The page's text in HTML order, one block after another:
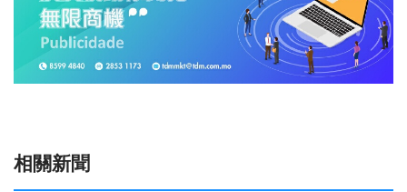
相關新聞